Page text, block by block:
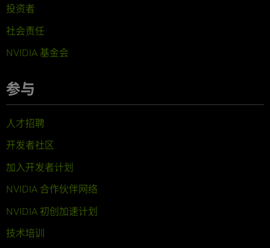
投资者
社会责任
NVIDIA 基金会
参与
人才招聘
开发者社区
加入开发者计划
NVIDIA 合作伙伴网络
NVIDIA 初创加速计划
技术培训